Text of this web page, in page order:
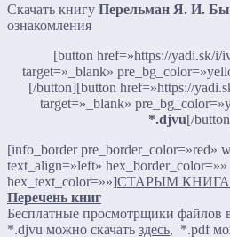
Скачать книгу Перельман Я. И.
ознакомления
[button href=»https://yadi.sk/i/
target=»_blank»
[/button][button href=»https://
target=»_blank»
*.djvu[/
[info_border pre_border_color=»red»
text_align=»left» hex_border_color=»»
hex_text_color=»»]СТАРЫМ
Перечень книг
Бесплатные просмотрщики файлов
*.djvu можно скачать здесь, *.pdf